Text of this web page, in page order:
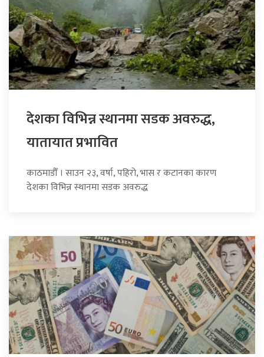
देशका विभिन्न स्थानमा सडक अवरुद्ध,
यातायात प्रभावित
काठमाडौँ । साउन २३, वर्षा, पहिरो, भास र कटानका कारण
देशका विभिन्न स्थानमा सडक अवरुद्ध